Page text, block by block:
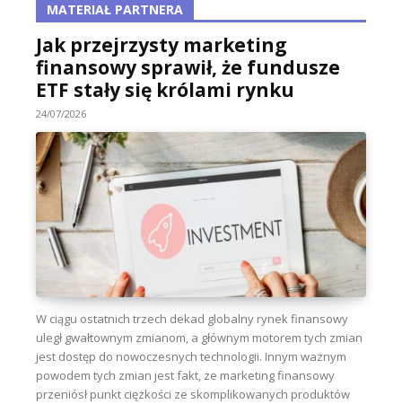
MATERIAŁ PARTNERA
Jak przejrzysty marketing
finansowy sprawił, że fundusze
ETF stały się królami rynku
24/07/2026
W ciągu ostatnich trzech dekad globalny rynek finansowy
uległ gwałtownym zmianom, a głównym motorem tych zmian
jest dostęp do nowoczesnych technologii. Innym ważnym
powodem tych zmian jest fakt, że marketing finansowy
przeniósł punkt ciężkości ze skomplikowanych produktów